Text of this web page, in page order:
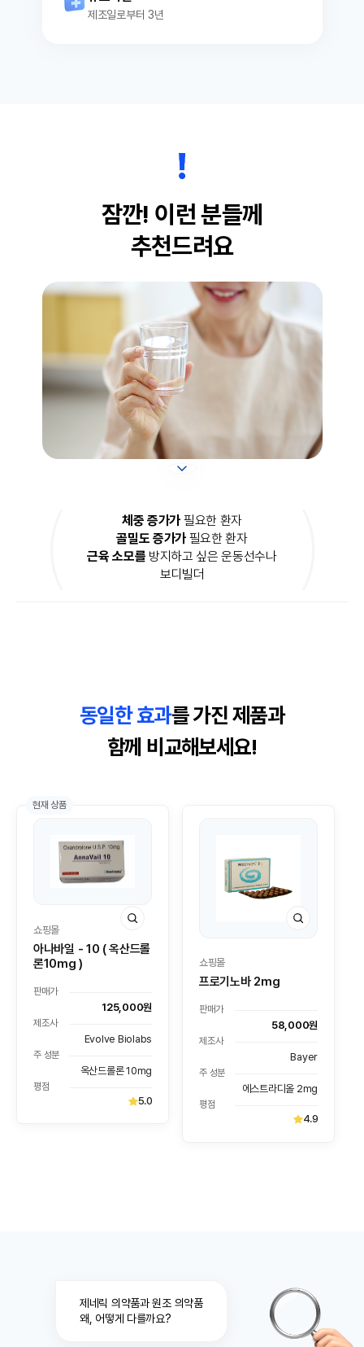
제조일로부터 3년
잠깐! 이런 분들께
추천드려요
체중 증가가 필요한 환자
골밀도 증가가 필요한 환자
근육 소모를 방지하고 싶은 운동선수나
보디빌더
동일한 효과를 가진 제품과
함께 비교해보세요!
현재 상품
쇼핑몰
아나바일 - 10 ( 옥산드롤
론10mg )
판매가
125,000원
제조사
Evolve Biolabs
주 성분
옥산드롤론 10mg
평점
5.0
쇼핑몰
프로기노바 2mg
판매가
58,000원
제조사
Bayer
주 성분
에스트라디올 2mg
평점
4.9
제네릭 의약품과 원조 의약품
왜, 어떻게 다를까요?